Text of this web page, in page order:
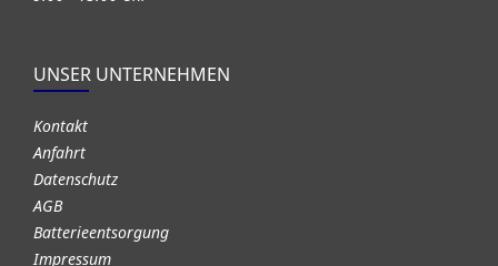
UNSER UNTERNEHMEN
Kontakt
Anfahrt
Datenschutz
AGB
Batterieentsorgung
Impressum